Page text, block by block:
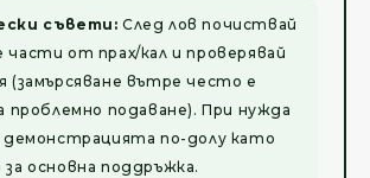
съвети: След лов почиствай
от прах/кал и проверявай
(замърсяване вътре често е
проблемно подаване). При нужда
демонстрацията по-долу като
основна поддръжка.